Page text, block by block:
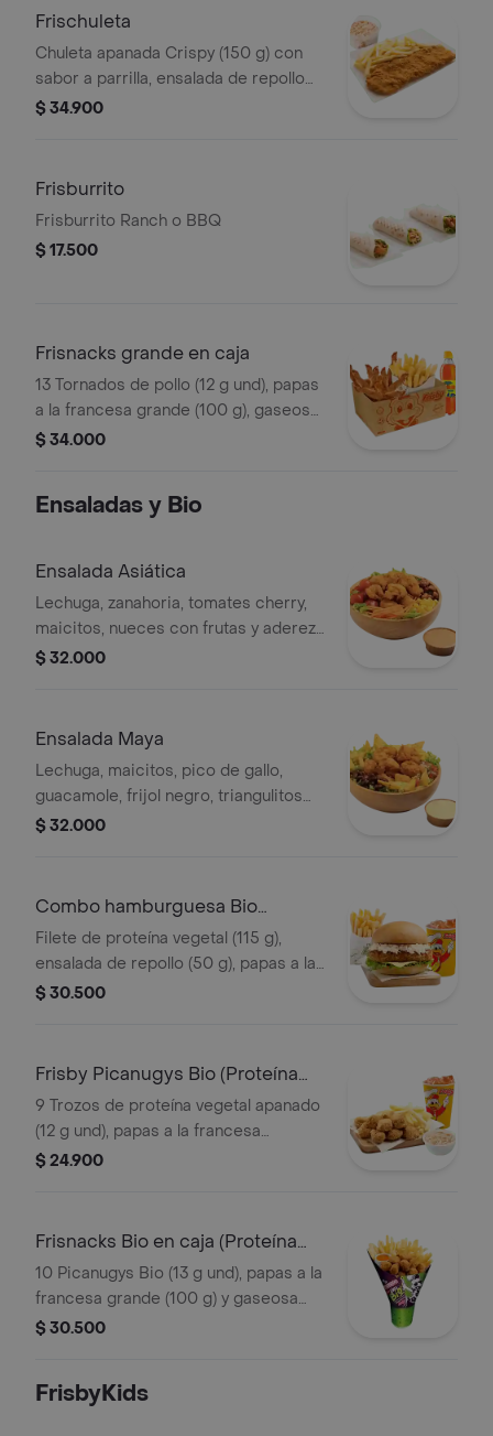
Frischuleta
Chuleta apanada Crispy (150 g) con
sabor a parrilla, ensalada de repollo
personal (145 g) y papas a la francesa
$ 34.900
Frisburrito
Frisburrito Ranch o BBQ
$ 17.500
Frisnacks grande en caja
13 Tornados de pollo (12 g und), papas
a la francesa grande (100 g), gaseosa
(470 ml)
$ 34.000
Ensaladas y Bio
Ensalada Asiática
Lechuga, zanahoria, tomates cherry,
maicitos, nueces con frutas y aderezo
sésamo. Elige tu proteína entre
$ 32.000
Ensalada Maya
Lechuga, maicitos, pico de gallo,
guacamole, frijol negro, triangulitos
de maíz y aderezo mexicano. Elige tu
$ 32.000
Combo hamburguesa Bio
(Proteína Vegetal)
Filete de proteína vegetal (115 g),
ensalada de repollo (50 g), papas a la
francesa mediana (60 g) y gaseosa
$ 30.500
Frisby Picanugys Bio (Proteína
Vegetal)
9 Trozos de proteína vegetal apanado
(12 g und), papas a la francesa
mediana (60 g), ensalada de repollo
$ 24.900
Frisnacks Bio en caja (Proteína
Vegetal)
10 Picanugys Bio (13 g und), papas a la
francesa grande (100 g) y gaseosa
(470 ml)
$ 30.500
FrisbyKids